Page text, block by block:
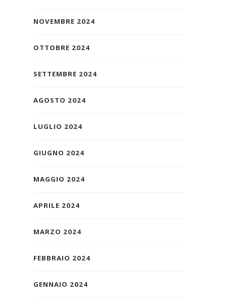
NOVEMBRE 2024
OTTOBRE 2024
SETTEMBRE 2024
AGOSTO 2024
LUGLIO 2024
GIUGNO 2024
MAGGIO 2024
APRILE 2024
MARZO 2024
FEBBRAIO 2024
GENNAIO 2024